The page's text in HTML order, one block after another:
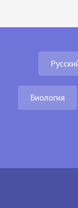
Биология